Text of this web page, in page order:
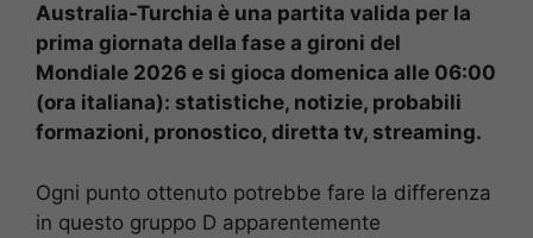
Australia-Turchia è una partita valida per la
prima giornata della fase a gironi del
Mondiale 2026 e si gioca domenica alle 06:00
(ora italiana): statistiche, notizie, probabili
formazioni, pronostico, diretta tv, streaming.
Ogni punto ottenuto potrebbe fare la differenza
in questo gruppo D apparentemente